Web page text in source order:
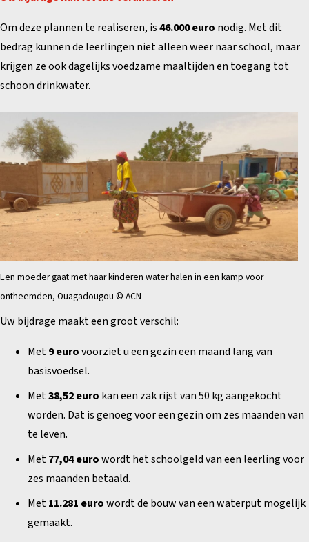
Om deze plannen te realiseren, is46.000 euro nodig. Met dit
bedrag kunnen de leerlingen niet alleen weer naar school, maar
krijgen ze ook dagelijks voedzame maaltijden en toegang tot
schoon drinkwater.
Een moeder gaat met haar kinderen water halen in een kamp voor
ontheemden, Ouagadougou © ACN
Uw bijdrage maakt een groot verschil:
Met9 eurovoorziet u een gezin een maand lang van
basisvoedsel.
Met38,52 euro kan een zak rijst van 50 kg aangekocht
worden. Dat is genoeg voor een gezin om zes maanden van
te leven.
Met77,04 eurowordt het schoolgeld van een leerling voor
zes maanden betaald.
Met11.281 eurowordt de bouw van een waterput mogelijk
gemaakt.